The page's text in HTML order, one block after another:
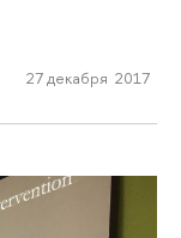
27 декабря 2017